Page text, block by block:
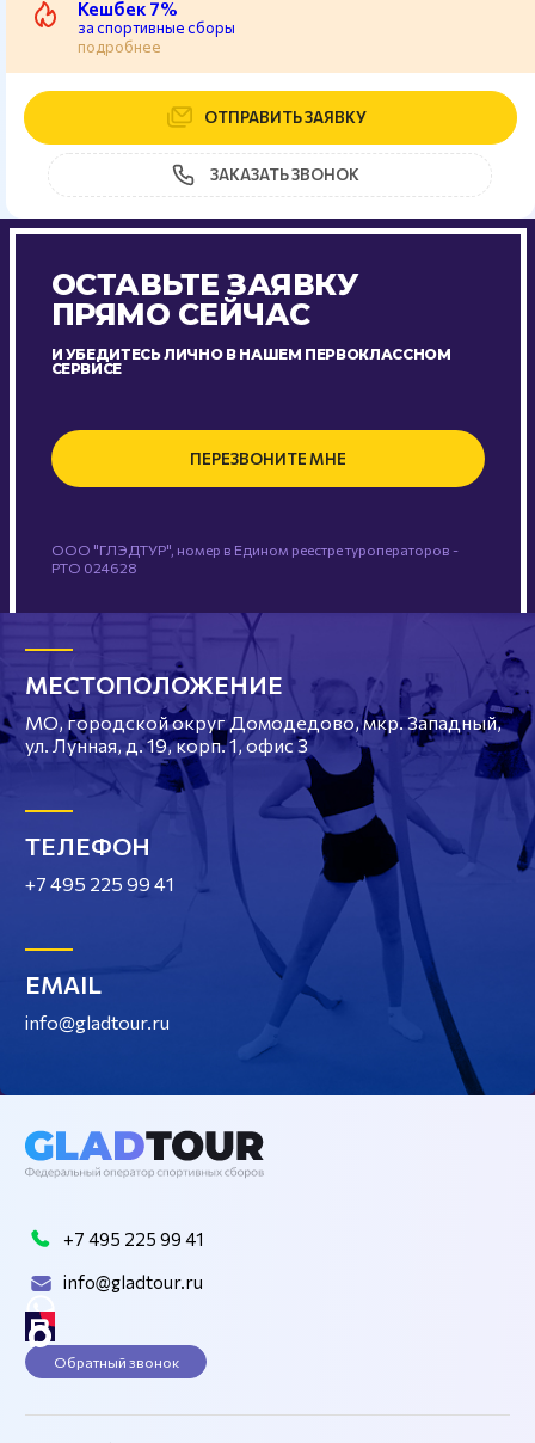
Кешбек 7%
за спортивные сборы
подробнее
ОТПРАВИТЬ ЗАЯВКУ
ЗАКАЗАТЬ ЗВОНОК
ОСТАВЬТЕ ЗАЯВКУ
ПРЯМО СЕЙЧАС
И УБЕДИТЕСЬ ЛИЧНО В НАШЕМ ПЕРВОКЛАССНОМ
СЕРВИСЕ
ПЕРЕЗВОНИТЕ МНЕ
ООО "ГЛЭДТУР", номер в Едином реестре туроператоров -
РТО 024628
МЕСТОПОЛОЖЕНИЕ
МО, городской округ Домодедово, мкр. Западный,
ул. Лунная, д. 19, корп. 1, офис 3
ТЕЛЕФОН
+7 495 225 99 41
EMAIL
info@gladtour.ru
+7 495 225 99 41
info@gladtour.ru
Обратный звонок